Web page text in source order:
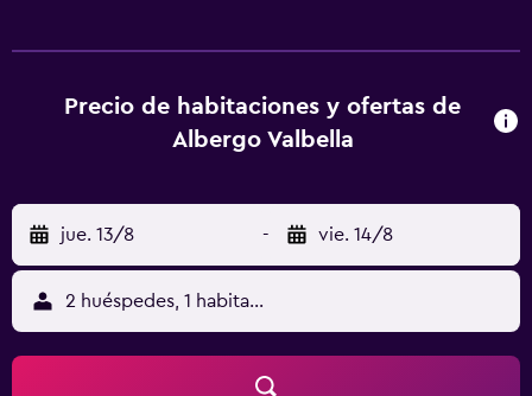
Precio de habitaciones y ofertas de
Albergo Valbella
jue. 13/8 - vie. 14/8
2 huéspedes, 1 habitación